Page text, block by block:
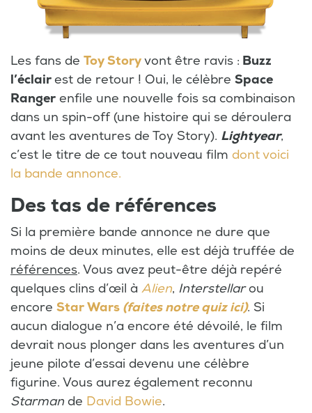
Les fans de Toy Storyvont être ravis : Buzz
l’éclairest de retour ! Oui, le célèbre Space
Ranger enfile une nouvelle fois sa combinaison
dans un spin-off (une histoire qui se déroulera
avant les aventures de Toy Story). Lightyear,
c’est le titre de ce tout nouveau film dont voici
la bande annonce.
Des tas de références
Si la première bande annonce ne dure que
moins de deux minutes, elle est déjà truffée de
références. Vous avez peut-être déjà repéré
quelques clins d’œil à Alien, Interstellarou
encore Star Wars (faites notre quiz ici). Si
aucun dialogue n’a encore été dévoilé, le film
devrait nous plonger dans les aventures d’un
jeune pilote d’essai devenu une célèbre
figurine. Vous aurez également reconnu
Starman de David Bowie.